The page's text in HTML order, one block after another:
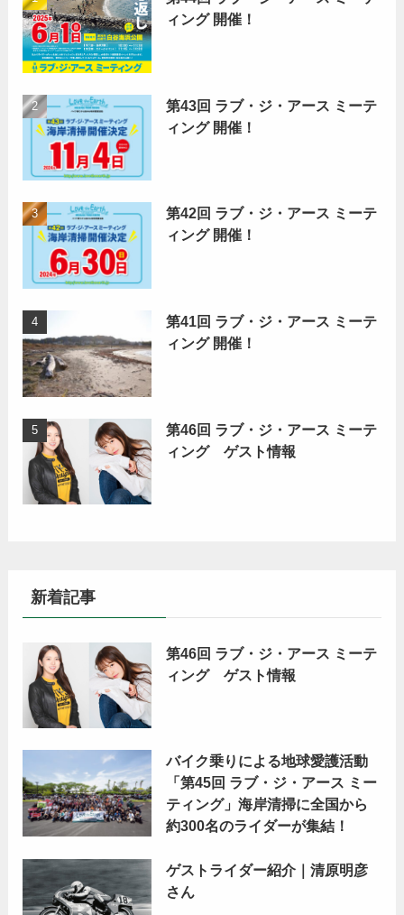
ィング 開催！
第43回 ラブ・ジ・アース ミーテ
ィング 開催！
第42回 ラブ・ジ・アース ミーテ
ィング 開催！
第41回 ラブ・ジ・アース ミーテ
ィング 開催！
第46回 ラブ・ジ・アース ミーテ
ィング ゲスト情報
新着記事
第46回 ラブ・ジ・アース ミーテ
ィング ゲスト情報
バイク乗りによる地球愛護活動
「第45回 ラブ・ジ・アース ミー
ティング」海岸清掃に全国から
約300名のライダーが集結！
ゲストライダー紹介｜清原明彦
さん